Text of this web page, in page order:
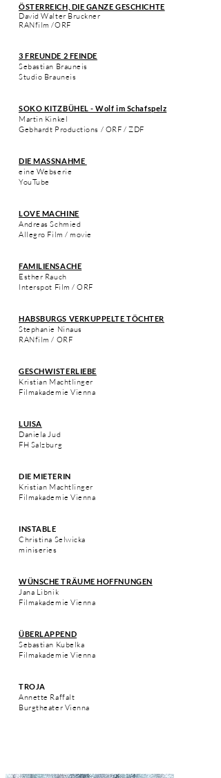
ÖSTERREICH, DIE GANZE GESCHICHTE
David Walter Bruckner
RANfilm /ORF
3 FREUNDE 2 FEINDE
Sebastian Brauneis
Studio Brauneis
SOKO KITZBÜHEL - Wolf im Schafspelz
Martin Kinkel
Gebhardt Productions / ORF / ZDF
DIE MASSNAHME
eine Webserie
YouTube
LOVE MACHINE
Andreas Schmied
Allegro Film / movie
FAMILIENSACHE
Esther Rauch
Interspot Film / ORF
HABSBURGS VERKUPPELTE TÖCHTER
Stephanie Ninaus
RANfilm / ORF
GESCHWISTERLIEBE
Kristian Machtlinger
Filmakademie Vienna
LUISA
Daniela Jud
FH Salzburg
DIE MIETERIN
Kristian Machtlinger
Filmakademie Vienna
INSTABLE
Christina Selwicka
miniseries
WÜNSCHE TRÄUME HOFFNUNGEN
Jana Libnik
Filmakademie Vienna
ÜBERLAPPEND
Sebastian Kubelka
Filmakademie Vienna
TROJA
Annette Raffalt
Burgtheater Vienna